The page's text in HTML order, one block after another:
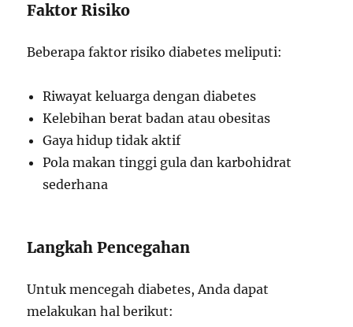
Faktor Risiko
Beberapa faktor risiko diabetes meliputi:
Riwayat keluarga dengan diabetes
Kelebihan berat badan atau obesitas
Gaya hidup tidak aktif
Pola makan tinggi gula dan karbohidrat
sederhana
Langkah Pencegahan
Untuk mencegah diabetes, Anda dapat
melakukan hal berikut: